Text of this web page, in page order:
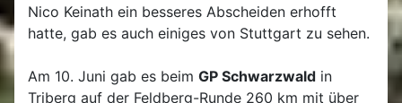
Nico Keinath ein besseres Abscheiden erhofft
hatte, gab es auch einiges von Stuttgart zu sehen.
Am 10. Juni gab es beim GP Schwarzwald in
Triberg auf der Feldberg-Runde 260 km mit über